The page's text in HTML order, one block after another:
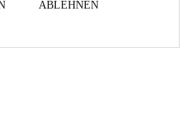
ABLEHNEN